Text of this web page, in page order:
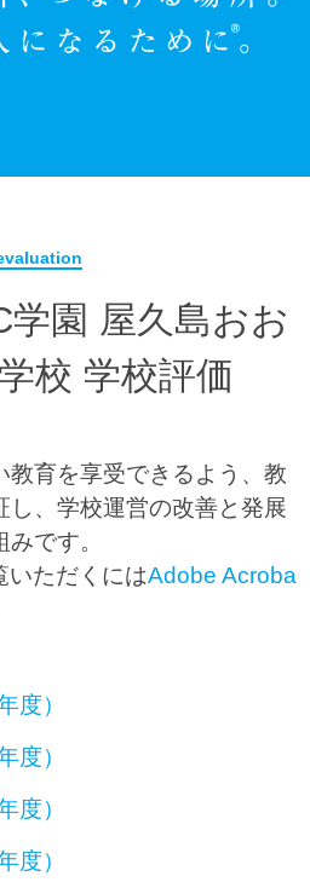
学園 屋久島おお
校 学校評価
教育を享受できるよう、教
し、学校運営の改善と発展
です。
いただくにはAdobe Acroba
度）
度）
度）
度）